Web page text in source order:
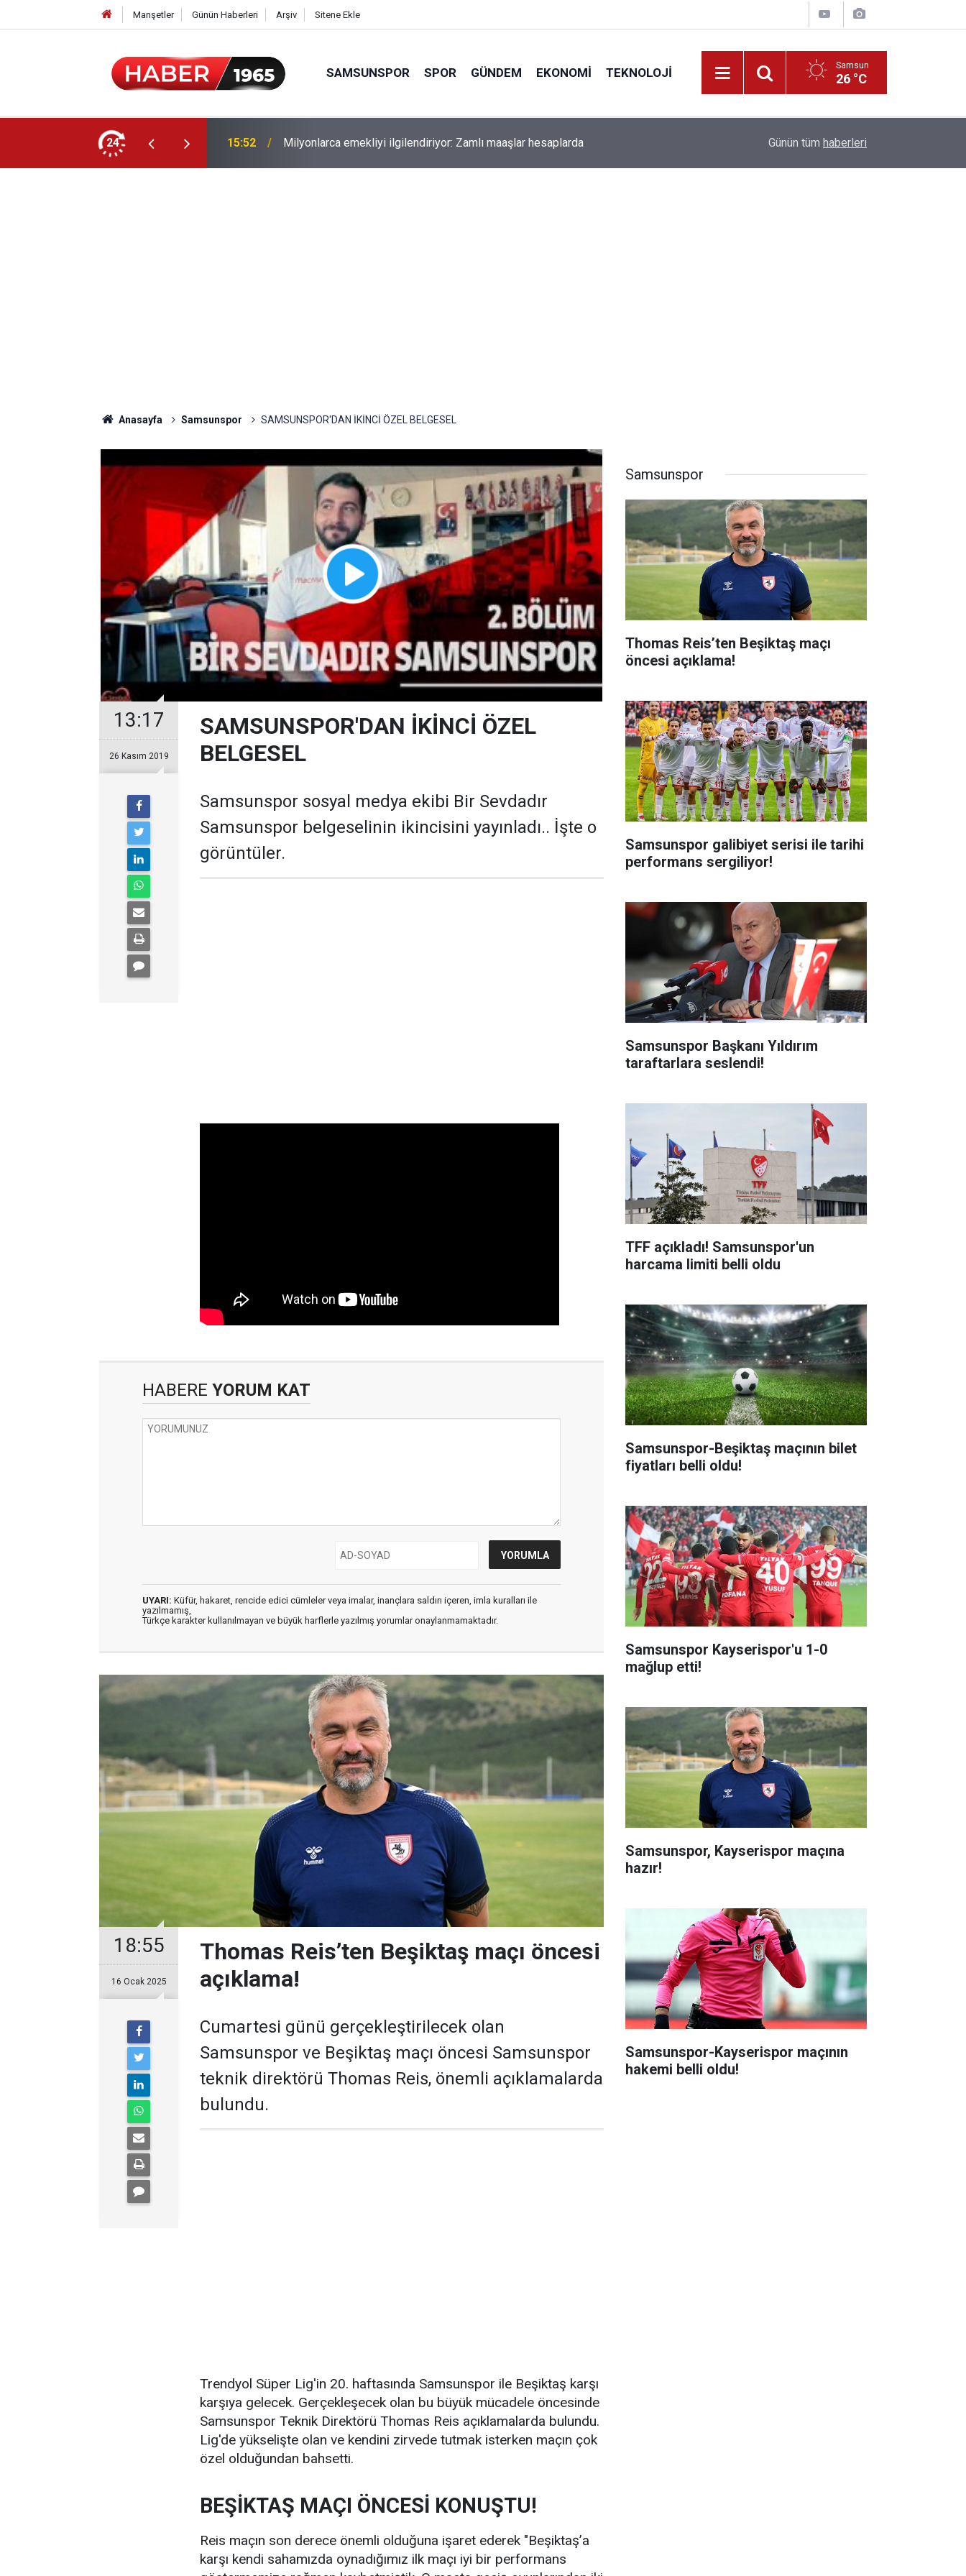
Manşetler Günün Haberleri Arşiv Sitene Ekle
SAMSUNSPOR SPOR GÜNDEM EKONOMI TEKNOLOJI Samsun
26 °C
24 15:52 Milyonlarca emekliyi ilgilendiriyor: Zamlı maaşlar hesaplarda Fahiş fiyatlar nedeniyle işletmelere 101 milyon
Günün tüm haberleri
Anasayfa Samsunspor SAMSUNSPOR'DAN İKİNCİ ÖZEL BELGESEL
13:17
26 Kasım 2019
SAMSUNSPOR'DAN İKİNCİ ÖZEL
BELGESEL
Samsunspor sosyal medya ekibi Bir Sevdadır
Samsunspor belgeselinin ikincisini yayınladı.. İşte o
görüntüler.
HABERE YORUM KAT
UYARI: Küfür, hakaret, rencide edici cümleler veya imalar, inançlara saldırı içeren, imla kuralları ile
yazılmamış,
Türkçe karakter kullanılmayan ve büyük harflerle yazılmış yorumlar onaylanmamaktadır.
18:55
16 Ocak 2025
Thomas Reis’ten Beşiktaş maçı öncesi
açıklama!
Cumartesi günü gerçekleştirilecek olan
Samsunspor ve Beşiktaş maçı öncesi Samsunspor
teknik direktörü Thomas Reis, önemli açıklamalarda
bulundu.
Trendyol Süper Lig'in 20. haftasında Samsunspor ile Beşiktaş karşı
karşıya gelecek. Gerçekleşecek olan bu büyük mücadele öncesinde
Samsunspor Teknik Direktörü Thomas Reis açıklamalarda bulundu.
Lig'de yükselişte olan ve kendini zirvede tutmak isterken maçın çok
özel olduğundan bahsetti.
BEŞİKTAŞ MAÇI ÖNCESİ KONUŞTU!
Reis maçın son derece önemli olduğuna işaret ederek "Beşiktaş’a
karşı kendi sahamızda oynadığımız ilk maçı iyi bir performans
Samsunspor
Thomas Reis’ten Beşiktaş maçı
öncesi açıklama!
Samsunspor galibiyet serisi ile tarihi
performans sergiliyor!
Samsunspor Başkanı Yıldırım
taraftarlara seslendi!
TFF açıkladı! Samsunspor'un
harcama limiti belli oldu
Samsunspor-Beşiktaş maçının bilet
fiyatları belli oldu!
Samsunspor Kayserispor'u 1-0
mağlup etti!
Samsunspor, Kayserispor maçına
hazır!
Samsunspor-Kayserispor maçının
hakemi belli oldu!